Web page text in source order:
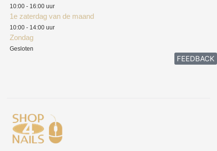
10:00 - 16:00 uur
1e zaterdag van de maand
10:00 - 14:00 uur
Zondag
Gesloten
FEEDBACK